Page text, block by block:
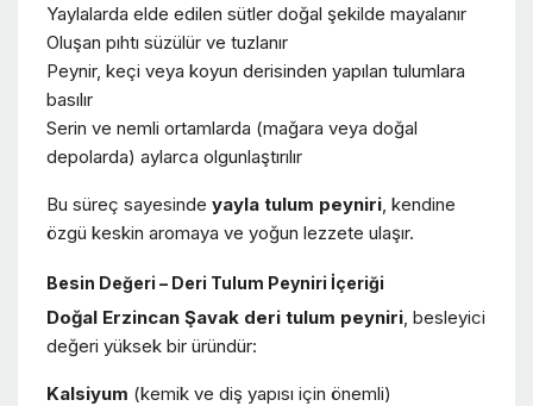
Yaylalarda elde edilen sütler doğal şekilde mayalanır
Oluşan pıhtı süzülür ve tuzlanır
Peynir, keçi veya koyun derisinden yapılan tulumlara
basılır
Serin ve nemli ortamlarda (mağara veya doğal
depolarda) aylarca olgunlaştırılır
Bu süreç sayesinde yayla tulum peyniri , kendine
özgü keskin aromaya ve yoğun lezzete ulaşır.
Besin Değeri – Deri Tulum Peyniri İçeriği
Doğal Erzincan Şavak deri tulum peyniri , besleyici
değeri yüksek bir üründür:
Kalsiyum (kemik ve diş yapısı için önemli)